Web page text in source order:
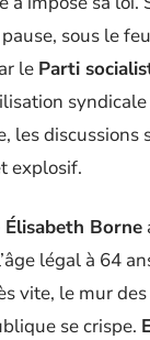
sous le
le Parti
les
explosif.
Borne
légal à 64
vite, le mur
se crispe.